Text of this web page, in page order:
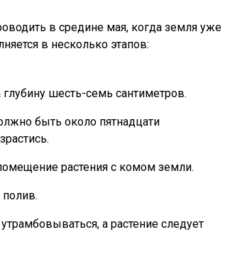
в средине мая, когда земля уже
в несколько этапов:
шесть-семь сантиметров.
быть около пятнадцати
растения с комом земли.
а растение следует